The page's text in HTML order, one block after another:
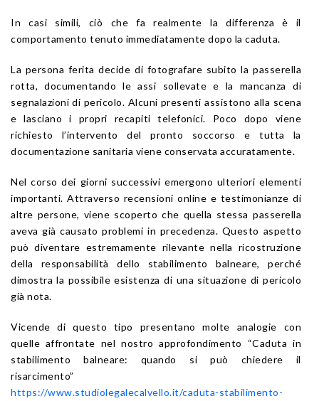
In casi simili, ciò che fa realmente la differenza è il
comportamento tenuto immediatamente dopo la caduta.
La persona ferita decide di fotografare subito la passerella
rotta, documentando le assi sollevate e la mancanza di
segnalazioni di pericolo. Alcuni presenti assistono alla scena
e lasciano i propri recapiti telefonici. Poco dopo viene
richiesto l’intervento del pronto soccorso e tutta la
documentazione sanitaria viene conservata accuratamente.
Nel corso dei giorni successivi emergono ulteriori elementi
importanti. Attraverso recensioni online e testimonianze di
altre persone, viene scoperto che quella stessa passerella
aveva già causato problemi in precedenza. Questo aspetto
può diventare estremamente rilevante nella ricostruzione
della responsabilità dello stabilimento balneare, perché
dimostra la possibile esistenza di una situazione di pericolo
già nota.
Vicende di questo tipo presentano molte analogie con
quelle affrontate nel nostro approfondimento “Caduta in
stabilimento balneare: quando si può chiedere il
risarcimento”
https://www.studiolegalecalvello.it/caduta-stabilimento-